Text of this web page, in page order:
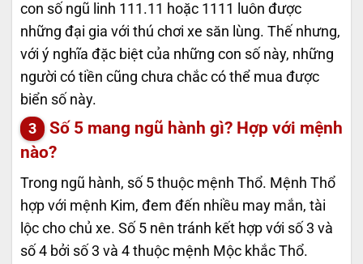
con số ngũ linh 111.11 hoặc 1111 luôn được
những đại gia với thú chơi xe săn lùng. Thế nhưng,
với ý nghĩa đặc biệt của những con số này, những
người có tiền cũng chưa chắc có thể mua được
biển số này.
Số 5 mang ngũ hành gì? Hợp với mệnh
nào?
Trong ngũ hành, số 5 thuộc mệnh Thổ. Mệnh Thổ
hợp với mệnh Kim, đem đến nhiều may mắn, tài
lộc cho chủ xe. Số 5 nên tránh kết hợp với số 3 và
số 4 bởi số 3 và 4 thuộc mệnh Mộc khắc Thổ.